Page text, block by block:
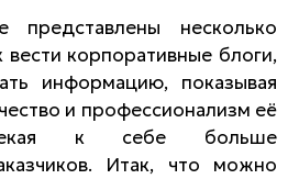
представлены несколько
вести корпоративные блоги,
информацию, показывая
и профессионализм её
к себе больше
Итак, что можно